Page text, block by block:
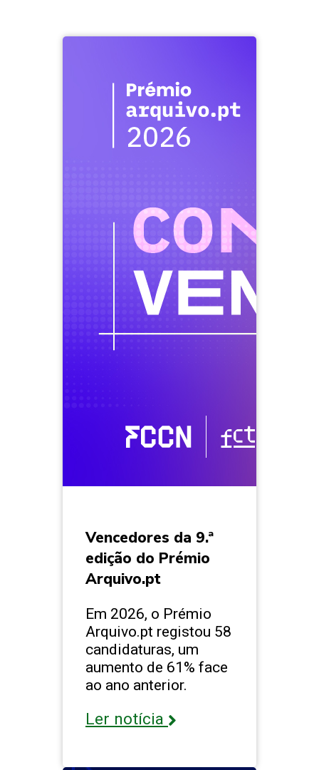
Vencedores da 9.ª
edição do Prémio
Arquivo.pt
Em 2026, o Prémio
Arquivo.pt registou 58
candidaturas, um
aumento de 61% face
ao ano anterior.
Ler notícia